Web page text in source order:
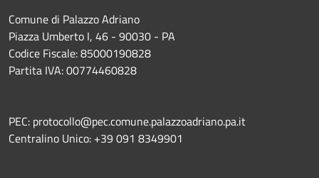
Comune di Palazzo Adriano
Piazza Umberto I, 46 - 90030 - PA
Codice Fiscale: 85000190828
Partita IVA: 00774460828
PEC: protocollo@pec.comune.palazzoadriano.pa.it
Centralino Unico: +39 091 8349901